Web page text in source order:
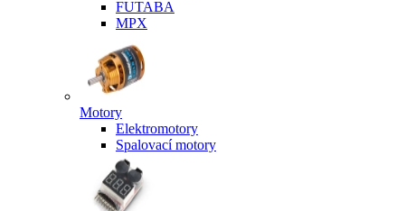
FUTABA
MPX
Motory
Elektromotory
Spalovací motory